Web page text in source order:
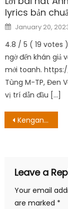
lyrics bản
Posted
on
January 20,
4.8 / 5 ( 19 votes
ngờ đến khán giả
mới toanh.
Tùng M-TP, Đen
vị trí dẫn đầu […]
Post
Kengan Omega – Chương 173: Trận chiến quyết định của Koga!
Leave a
Your email
are marked *